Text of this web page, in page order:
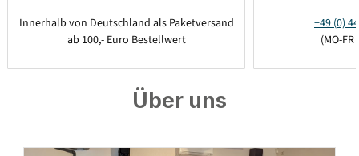
Innerhalb von Deutschland als Paketversand
ab 100,- Euro Bestellwert
+49 (0)
(MO-
Über uns